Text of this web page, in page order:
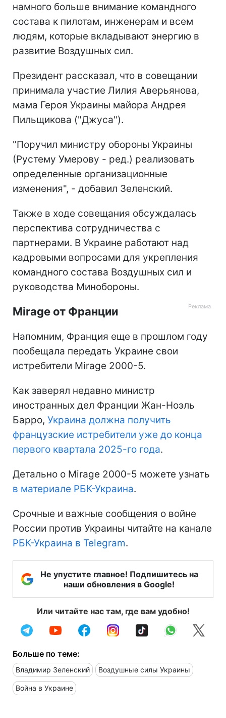
намного больше внимание командного
состава к пилотам, инженерам и всем
людям, которые вкладывают энергию в
развитие Воздушных сил.
Президент рассказал, что в совещании
принимала участие Лилия Аверьянова,
мама Героя Украины майора Андрея
Пильщикова ("Джуса").
"Поручил министру обороны Украины
(Рустему Умерову - ред.) реализовать
определенные организационные
изменения", - добавил Зеленский.
Также в ходе совещания обсуждалась
перспектива сотрудничества с
партнерами. В Украине работают над
кадровыми вопросами для укрепления
командного состава Воздушных сил и
руководства Минобороны.
Mirage от Франции
Напомним, Франция еще в прошлом году
пообещала передать Украине свои
истребители Mirage 2000-5.
Как заверял недавно министр
иностранных дел Франции Жан-Ноэль
Барро, Украина должна получить
французские истребители уже до конца
первого квартала 2025-го года.
Детально о Mirage 2000-5 можете узнать
в материале РБК-Украина.
Срочные и важные сообщения о войне
России против Украины читайте на канале
РБК-Украина в Telegram.
Не упустите главное! Подпишитесь на
наши обновления в Google!
Или читайте нас там, где вам удобно!
Больше по теме:
Владимир Зеленский Воздушные силы Украины
Война в Украине